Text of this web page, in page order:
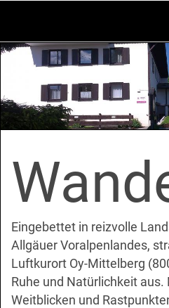
Eingebettet in reizvolle
Allgäuer Voralpenlandes,
Luftkurort Oy-Mittelberg
Ruhe und Natürlichkeit aus.
Weitblicken und